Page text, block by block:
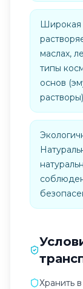
Широкая
маслах,
типы
основ
Хранить